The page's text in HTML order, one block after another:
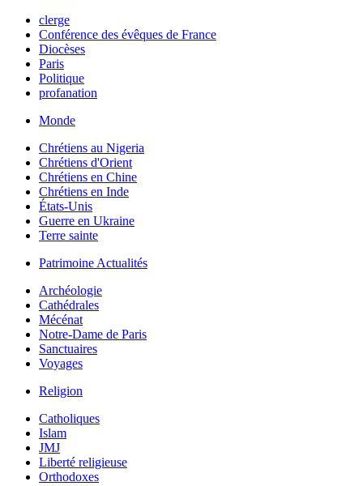
clerge
Conférence des évêques de France
Diocèses
Paris
Politique
profanation
Monde
Chrétiens au Nigeria
Chrétiens d'Orient
Chrétiens en Chine
Chrétiens en Inde
États-Unis
Guerre en Ukraine
Terre sainte
Patrimoine Actualités
Archéologie
Cathédrales
Mécénat
Notre-Dame de Paris
Sanctuaires
Voyages
Religion
Catholiques
Islam
JMJ
Liberté religieuse
Orthodoxes